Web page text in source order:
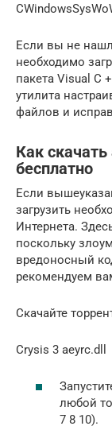
Если вы не
необходимо
пакета Visual C
утилита
файлов и
Как
бесплатно
Если
загрузить
Интернета.
поскольку
вредоносный
рекомендуем
Скачайте
Crysis 3 aeyrc.dll
любой
7 8 10).